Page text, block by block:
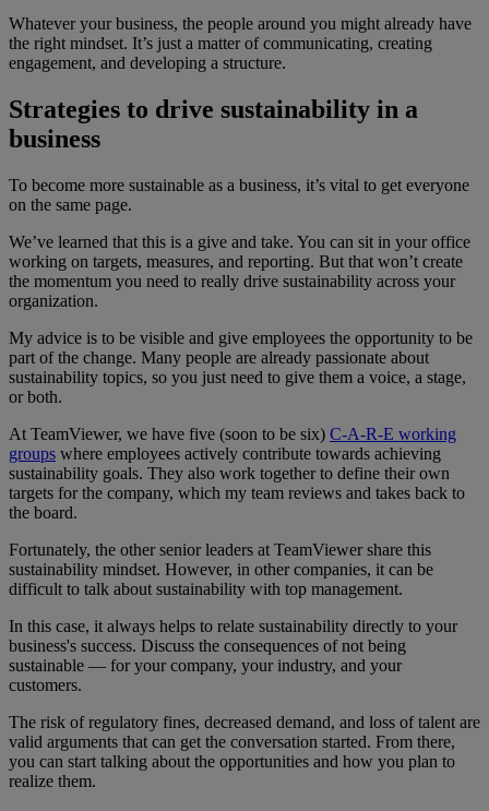
Whatever your business, the people around you might already have
the right mindset. It’s just a matter of communicating, creating
engagement, and developing a structure.
Strategies to drive sustainability in a
business
To become more sustainable as a business, it’s vital to get everyone
on the same page.
We’ve learned that this is a give and take. You can sit in your office
working on targets, measures, and reporting. But that won’t create
the momentum you need to really drive sustainability across your
organization.
My advice is to be visible and give employees the opportunity to be
part of the change. Many people are already passionate about
sustainability topics, so you just need to give them a voice, a stage,
or both.
At TeamViewer, we have five (soon to be six) C-A-R-E working
groups where employees actively contribute towards achieving
sustainability goals. They also work together to define their own
targets for the company, which my team reviews and takes back to
the board.
Fortunately, the other senior leaders at TeamViewer share this
sustainability mindset. However, in other companies, it can be
difficult to talk about sustainability with top management.
In this case, it always helps to relate sustainability directly to your
business's success. Discuss the consequences of not being
sustainable — for your company, your industry, and your
customers.
The risk of regulatory fines, decreased demand, and loss of talent are
valid arguments that can get the conversation started. From there,
you can start talking about the opportunities and how you plan to
realize them.